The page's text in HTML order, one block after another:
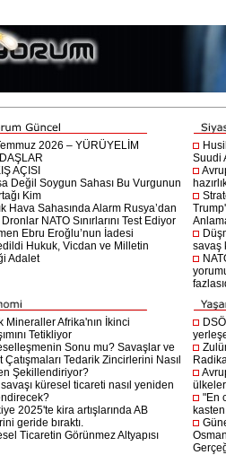
2026 – YÜRÜYELİM
AÇISI
Değil Soygun Sahası Bu Vurgunun
Kim
Hava Sahasında Alarm Rusya’dan
NATO Sınırlarını Test Ediyor
Ebru Eroğlu’nun İadesi
Hukuk, Vicdan ve Milletin
Adalet
Suudi
savaş
Mineraller Afrika'nın İkinci
Tetikliyor
Sonu mu? Savaşlar ve
Çatışmaları Tedarik Zincirlerini Nasıl
Şekillendiriyor?
savaşı küresel ticareti nasıl yeniden
2025'te kira artışlarında AB
geride bıraktı.
Ticaretin Görünmez Altyapısı
"En